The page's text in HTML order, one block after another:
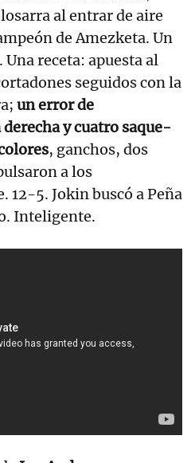
al entrar de aire
de Amezketa. Un
receta: apuesta al
seguidos con la
un error de
derecha y cuatro saque-
, ganchos, dos
a los
12-5. Jokin buscó a Peña
Inteligente.